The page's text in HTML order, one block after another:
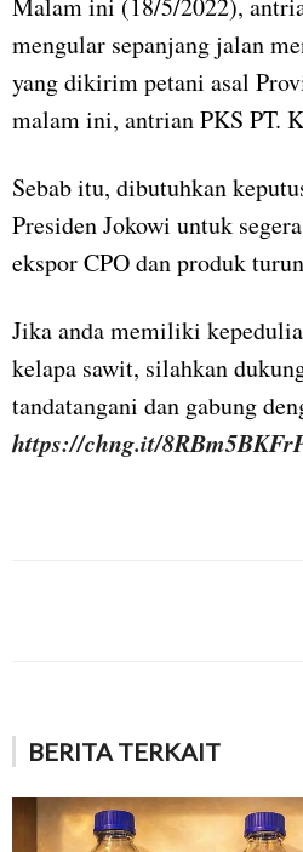
Malam ini (18/5/2022),
mengular sepanjang jalan
yang dikirim petani asal
malam ini, antrian PKS PT.
Sebab itu, dibutuhkan
Presiden Jokowi untuk
ekspor CPO dan produk
Jika anda memiliki
kelapa sawit, silahkan
tandatangani dan gabung
https://chng.it/
BERITA TERKAIT